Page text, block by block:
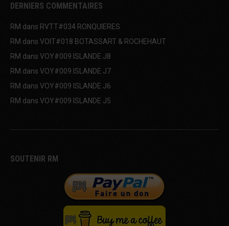
DERNIERS COMMENTAIRES
RM dans RVTT#034 RONQUIERES
RM dans VOIT#018 BOTASSART & ROCHEHAUT
RM dans VOY#009 ISLANDE J8
RM dans VOY#009 ISLANDE J7
RM dans VOY#009 ISLANDE J6
RM dans VOY#009 ISLANDE J5
SOUTENIR RM